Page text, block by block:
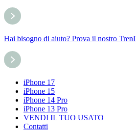
Hai bisogno di aiuto? Prova il nostro
iPhone 17
iPhone 15
iPhone 14 Pro
iPhone 13 Pro
VENDI IL TUO USATO
Contatti